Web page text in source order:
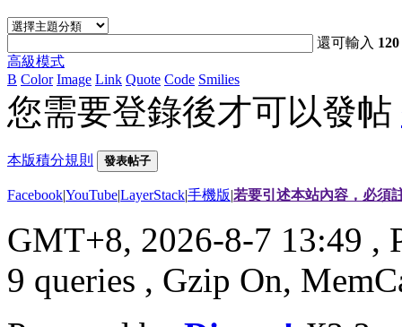
還可輸入 120
高級模式
B Color Image Link Quote Code Smilies
您需要登錄後才可以發帖
本版積分規則 發表帖子
Facebook|YouTube|LayerStack|手機版|若要引述本站內容，必須
GMT+8, 2026-8-7 13:49 ,
9 queries , Gzip On,